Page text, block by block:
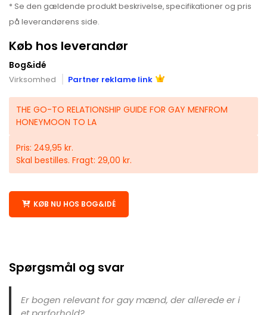
* Se den gældende produkt beskrivelse, specifikationer og pris
på leverandørens side.
Køb hos leverandør
Bog&idé
Virksomhed Partner reklame link
THE GO-TO RELATIONSHIP GUIDE FOR GAY MENFROM
HONEYMOON TO LA
Pris: 249,95 kr.
Skal bestilles. Fragt: 29,00 kr.
KØB NU HOS BOG&IDÉ
Spørgsmål og svar
Er bogen relevant for gay mænd, der allerede er i